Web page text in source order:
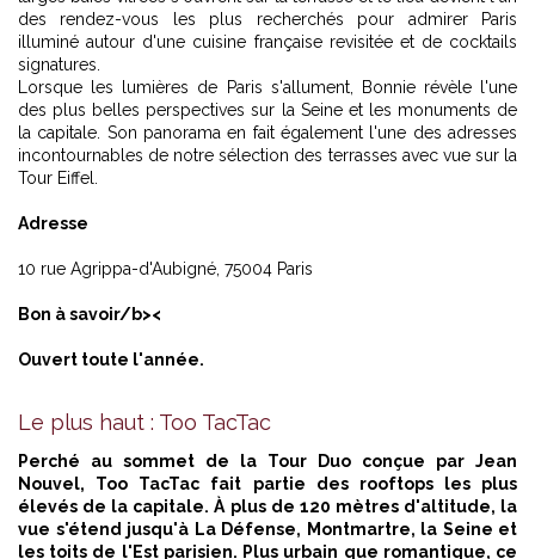
des rendez-vous les plus recherchés pour admirer Paris
illuminé autour d'une cuisine française revisitée et de cocktails
signatures.
Lorsque les lumières de Paris s'allument, Bonnie révèle l'une
des plus belles perspectives sur la Seine et les monuments de
la capitale. Son panorama en fait également l'une des adresses
incontournables de notre sélection des terrasses avec vue sur l a
Tour Eiffel.
Adresse
10 rue Agrippa-d'Aubigné, 75004 Paris
Bon à savoir/b><
Ouvert toute l'année.
Le plus haut : Too TacTac
Perché au sommet de la Tour Duo conçue par Jean
Nouvel, Too TacTac fait partie des rooftops les plus
élevés de la capitale. À plus de 120 mètres d'altitude, la
vue s'étend jusqu'à La Défense, Montmartre, la Seine et
les toits de l'Est parisien. Plus urbain que romantique, ce